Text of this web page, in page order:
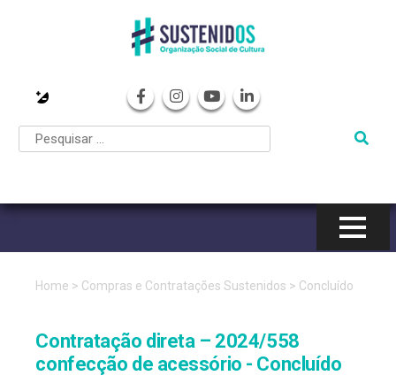
Pular
o
Home > Compras e Contratações Sustenidos > Concluído
Contratação direta – 2024/558
confecção de acessório - Concluído